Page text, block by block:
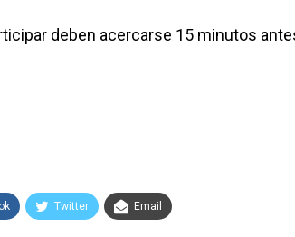
deben acercarse 15 minutos
Twitter Email